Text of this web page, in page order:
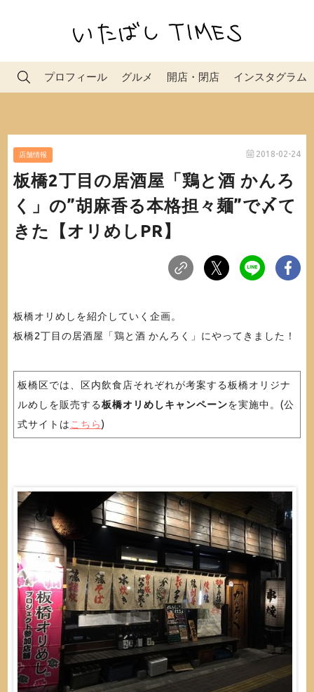
プロフィール グルメ 開店・閉店 インスタグラム
店舗情報 2018-02-24
板橋2丁目の居酒屋「鶏と酒 かんろ
く」の”胡麻香る本格担々麺”で〆て
きた【オリめしPR】
板橋オリめしを紹介していく企画。
板橋2丁目の居酒屋「鶏と酒 かんろく」にやってきました！
板橋区では、区内飲食店それぞれが考案する板橋オリジナ
ルめしを販売する板橋オリめしキャンペーンを実施中。(公
式サイトは こちら)